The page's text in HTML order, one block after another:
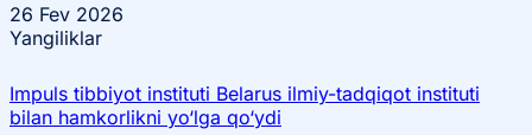
26 Fev 2026
Yangiliklar
Impuls tibbiyot instituti Belarus ilmiy-tadqiqot instituti
bilan hamkorlikni yo‘lga qo‘ydi